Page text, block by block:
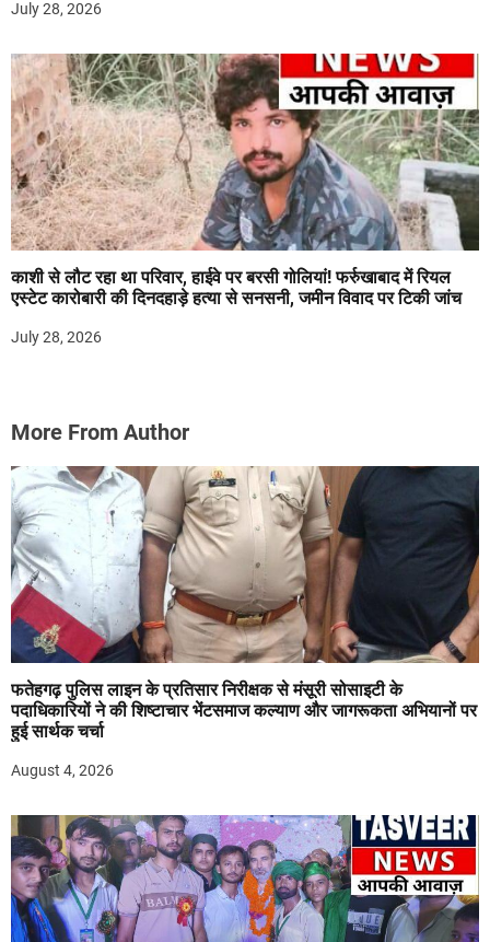
July 28, 2026
काशी से लौट रहा था परिवार, हाईवे पर बरसी गोलियां! फर्रुखाबाद में रियल
एस्टेट कारोबारी की दिनदहाड़े हत्या से सनसनी, जमीन विवाद पर टिकी जांच
July 28, 2026
More From Author
फतेहगढ़ पुलिस लाइन के प्रतिसार निरीक्षक से मंसूरी सोसाइटी के
पदाधिकारियों ने की शिष्टाचार भेंटसमाज कल्याण और जागरूकता अभियानों पर
हुई सार्थक चर्चा
August 4, 2026